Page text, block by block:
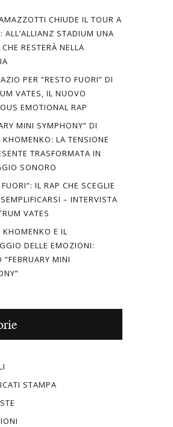
CHIUDE IL TOUR A
ALL’ALLIANZ STADIUM UNA
RESTERÀ NELLA
PER “RESTO FUORI” DI
VATES, IL NUOVO
EMOTIONAL RAP
MINI SYMPHONY” DI
KHOMENKO: LA TENSIONE
TRASFORMATA IN
SONORO
IL RAP CHE SCEGLIE
– INTERVISTA
VATES
KHOMENKO E IL
DELLE EMOZIONI:
“FEBRUARY MINI
STAMPA